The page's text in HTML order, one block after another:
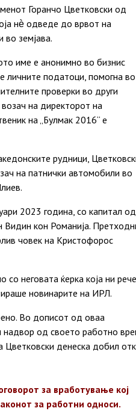
Горанчо Цветковски од
нѐ одведе до врвот на
во земјава.
име е анонимно во бизнис
личните податоци, помогна во
проверки во други
на директорот на
на „Булмак 2016“ е
рудници,
на патнички автомобили во
2023 година, со капитал од
Видин кон Романија.
човек на Кристофорос
неговата ќерка која ни рече
новинарите на ИРЛ.
Во дописот од оваа
надвор од своето работно
Цветковски денеска добил
за вработување кој
за работни односи.